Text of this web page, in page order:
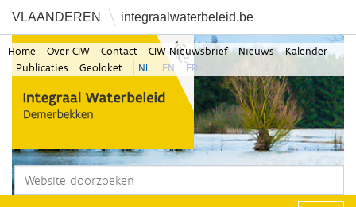
VLAANDEREN integraalwaterbeleid.be
Zoek
Home Over CIW Contact CIW-Nieuwsbrief Nieuws
Kalender
Publicaties
Geoloket NL EN FR